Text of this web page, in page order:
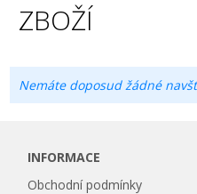
ZBOŽÍ
Nemáte doposud žádné
INFORMACE
Obchodní podmínky